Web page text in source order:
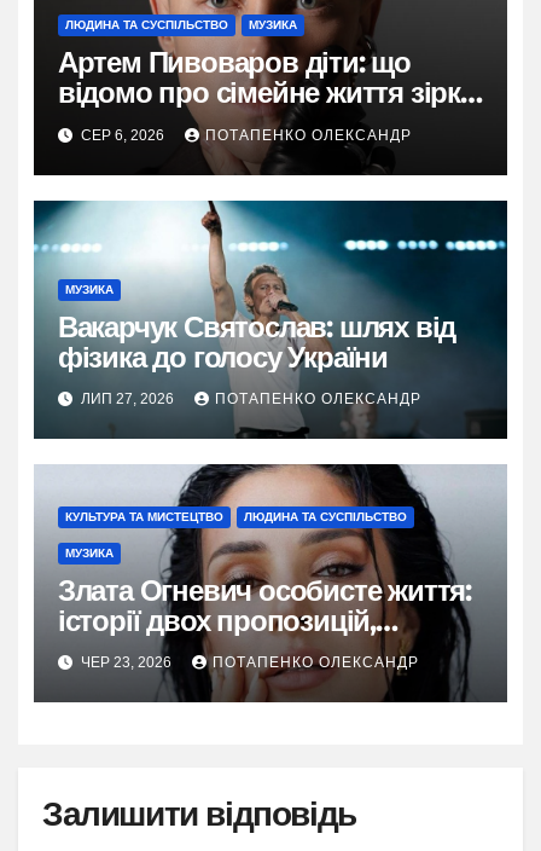
ЛЮДИНА ТА СУСПІЛЬСТВО МУЗИКА
Артем Пивоваров діти: що
відомо про сімейне життя зірки
у 2026
СЕР 6, 2026 ПОТАПЕНКО ОЛЕКСАНДР
МУЗИКА
Вакарчук Святослав: шлях від
фізика до голосу України
ЛИП 27, 2026 ПОТАПЕНКО ОЛЕКСАНДР
КУЛЬТУРА ТА МИСТЕЦТВО ЛЮДИНА ТА СУСПІЛЬСТВО
МУЗИКА
Злата Огневич особисте життя:
історії двох пропозицій,
таїландської пристрасті та
свідомого вибору себе
ЧЕР 23, 2026 ПОТАПЕНКО ОЛЕКСАНДР
Залишити відповідь